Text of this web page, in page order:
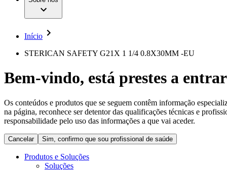
Motores Cirúrgicos
Nutrição Clínica
Oncologia
Retenção Urinária e Urologia
Suturas e Especialidades Cirúrgicas
Terapia da Dor
Terapia de Intervenção Vascular
Tratamento de Feridas
Tratamento de Sangue Extracorporal
Soluções
Patologias e Cuidados
Serviços
A nossa cultura
Acesso aos Cuidados de Saúde
Comunicados de Imprensa
Contactos
Formulário de Contacto
Empresa
Responsabilidade
Início
STERICAN SAFETY G21X 1 1/4 0.8X30MM -EU
Bem-vindo, está prestes a
Os conteúdos e produtos que se seguem contêm informação
na página, reconhece ser detentor das qualificações técnicas e
responsabilidade pelo uso das informações a que vai aceder.
Cancelar Sim, confirmo que sou profissional de saúde
Produtos e Soluções
Soluções